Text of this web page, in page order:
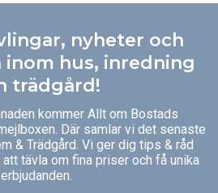
nyheter och
hus, inredning
trädgård!
kommer Allt om Bostads
Där samlar vi det senaste
& Trädgård. Vi ger dig tips & råd
tävla om fina priser och få unika
erbjudanden.